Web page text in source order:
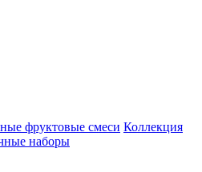
фруктовые смеси Коллекция
наборы